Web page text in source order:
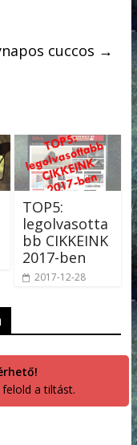
cuccos →
TOP5:
legolvasotta
bb CIKKEINK
2017-ben
2017-12-28
a tiltást.